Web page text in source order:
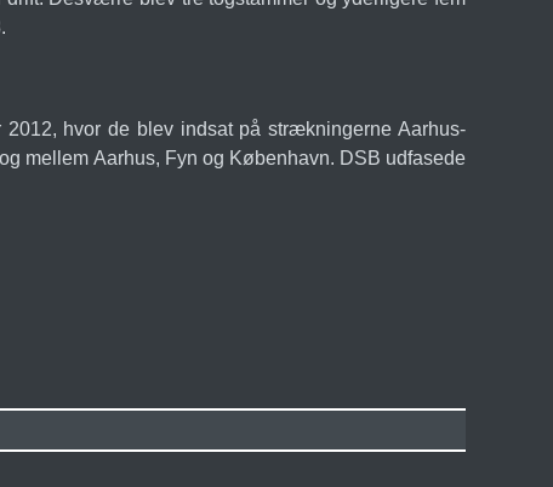
hvor de blev indsat på strækningerne Aarhus-
mellem Aarhus, Fyn og København. DSB udfasede